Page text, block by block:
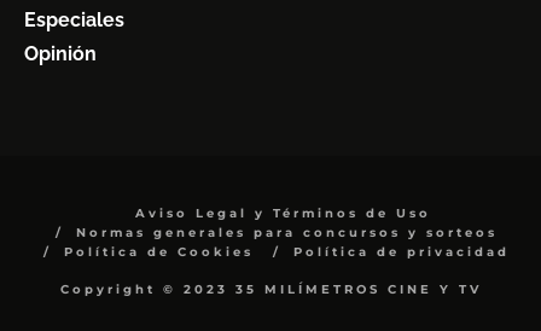
Especiales
Opinión
Aviso Legal y Términos de Uso
Normas generales para concursos y sorteos
Política de Cookies
Política de privacidad
Copyright © 2023 35 MILÍMETROS CINE Y TV